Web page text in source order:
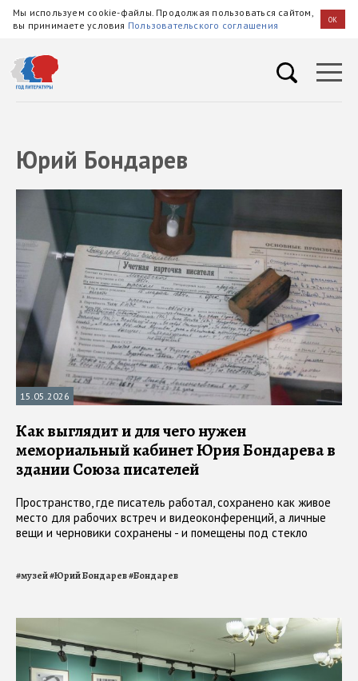
Мы используем cookie-файлы. Продолжая пользоваться сайтом,
вы принимаете условия Пользовательского соглашения OK
Юрий Бондарев
15.05.2026
Как выглядит и для чего нужен
мемориальный кабинет Юрия Бондарева в
здании Союза писателей
Пространство, где писатель работал, сохранено как живое
место для рабочих встреч и видеоконференций, а личные
вещи и черновики сохранены - и помещены под стекло
#музей#Юрий Бондарев#Бондарев